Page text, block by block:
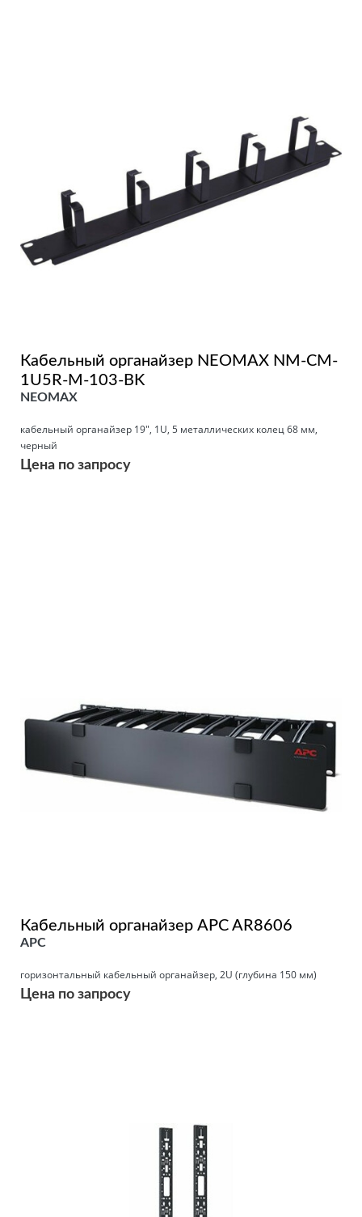
Кабельный органайзер NEOMAX NM-CM-
1U5R-M-103-BK
NEOMAX
кабельный органайзер 19", 1U, 5 металлических колец 68 мм,
черный
Цена по запросу
Кабельный органайзер APC AR8606
APC
горизонтальный кабельный органайзер, 2U (глубина 150 мм)
Цена по запросу